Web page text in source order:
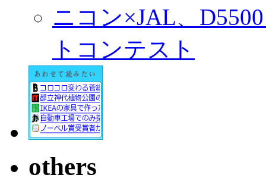
ニコン×JAL、
トコンテスト
others